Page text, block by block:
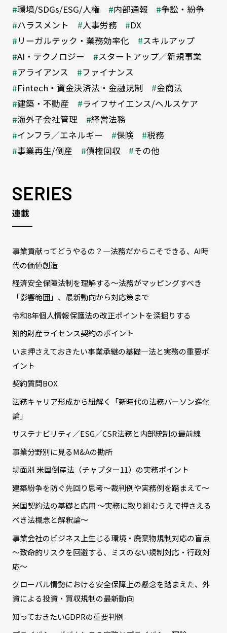
環境/SDGs/ESG/人権
内部通報
争訟・紛争
ハラスメント
人事労務
DX
リーガルテック・業務効率化
スキルアップ
AI・テクノロジー
スタートアップ／新規事業
アライアンス
ファイナンス
Fintech・資金決済法・金融規制
金商法
建築・不動産
ライフサイエンス/ヘルスケア
海外子会社管理
経営法務
インフラ／エネルギー
保険
税務
事業再生/倒産
債権回収 その他
SERIES
連載
事業貢献ってどうやるの？―法務だからこそできる、AI時
代の価値創造
経済安全保障法制を理解する～法務がマッピングすべき
「影響範囲」、最新動向から対応策まで
令和8年個人情報保護法の改正ポイントを深掘りする
知的財産ライセンス契約のポイント
いま押さえておきたい事業承継の基礎―法と実務の重要ポ
イント
契約質問BOX
法務キャリア形成から紐解く「新時代の法務パーソン進化
論」
サステナビリティ／ESG／CSR法務と内部統制の最前線
事業分野別に見るM&Aの勘所
場面別 米国倒産法（チャプター11）の実務ポイント
建築紛争を防ぐ先回り思考～裁判例や実務例を踏まえて～
米国契約法の基礎と応用 ～実務に取り組むうえで押さえる
べき法概念と解釈論～
事業会社のビジネス上生じる環境・廃棄物規制対応の盲点
～致命的リスクを回避する、ミスのない規制対応・行政対
応～
グローバル情勢における安全保障上の懸念を踏まえた、外
資による投資・買収規制の最新動向
知っておきたいGDPRの重要判例